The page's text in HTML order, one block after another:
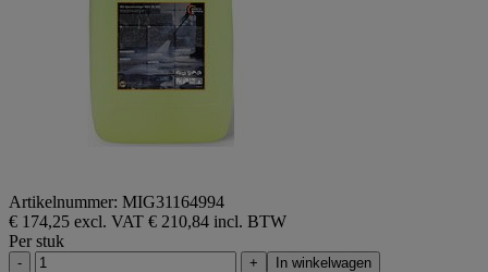
Artikelnummer: MIG31164994
€ 174,25 excl. VAT € 210,84 incl. BTW
Per stuk
- + In winkelwagen